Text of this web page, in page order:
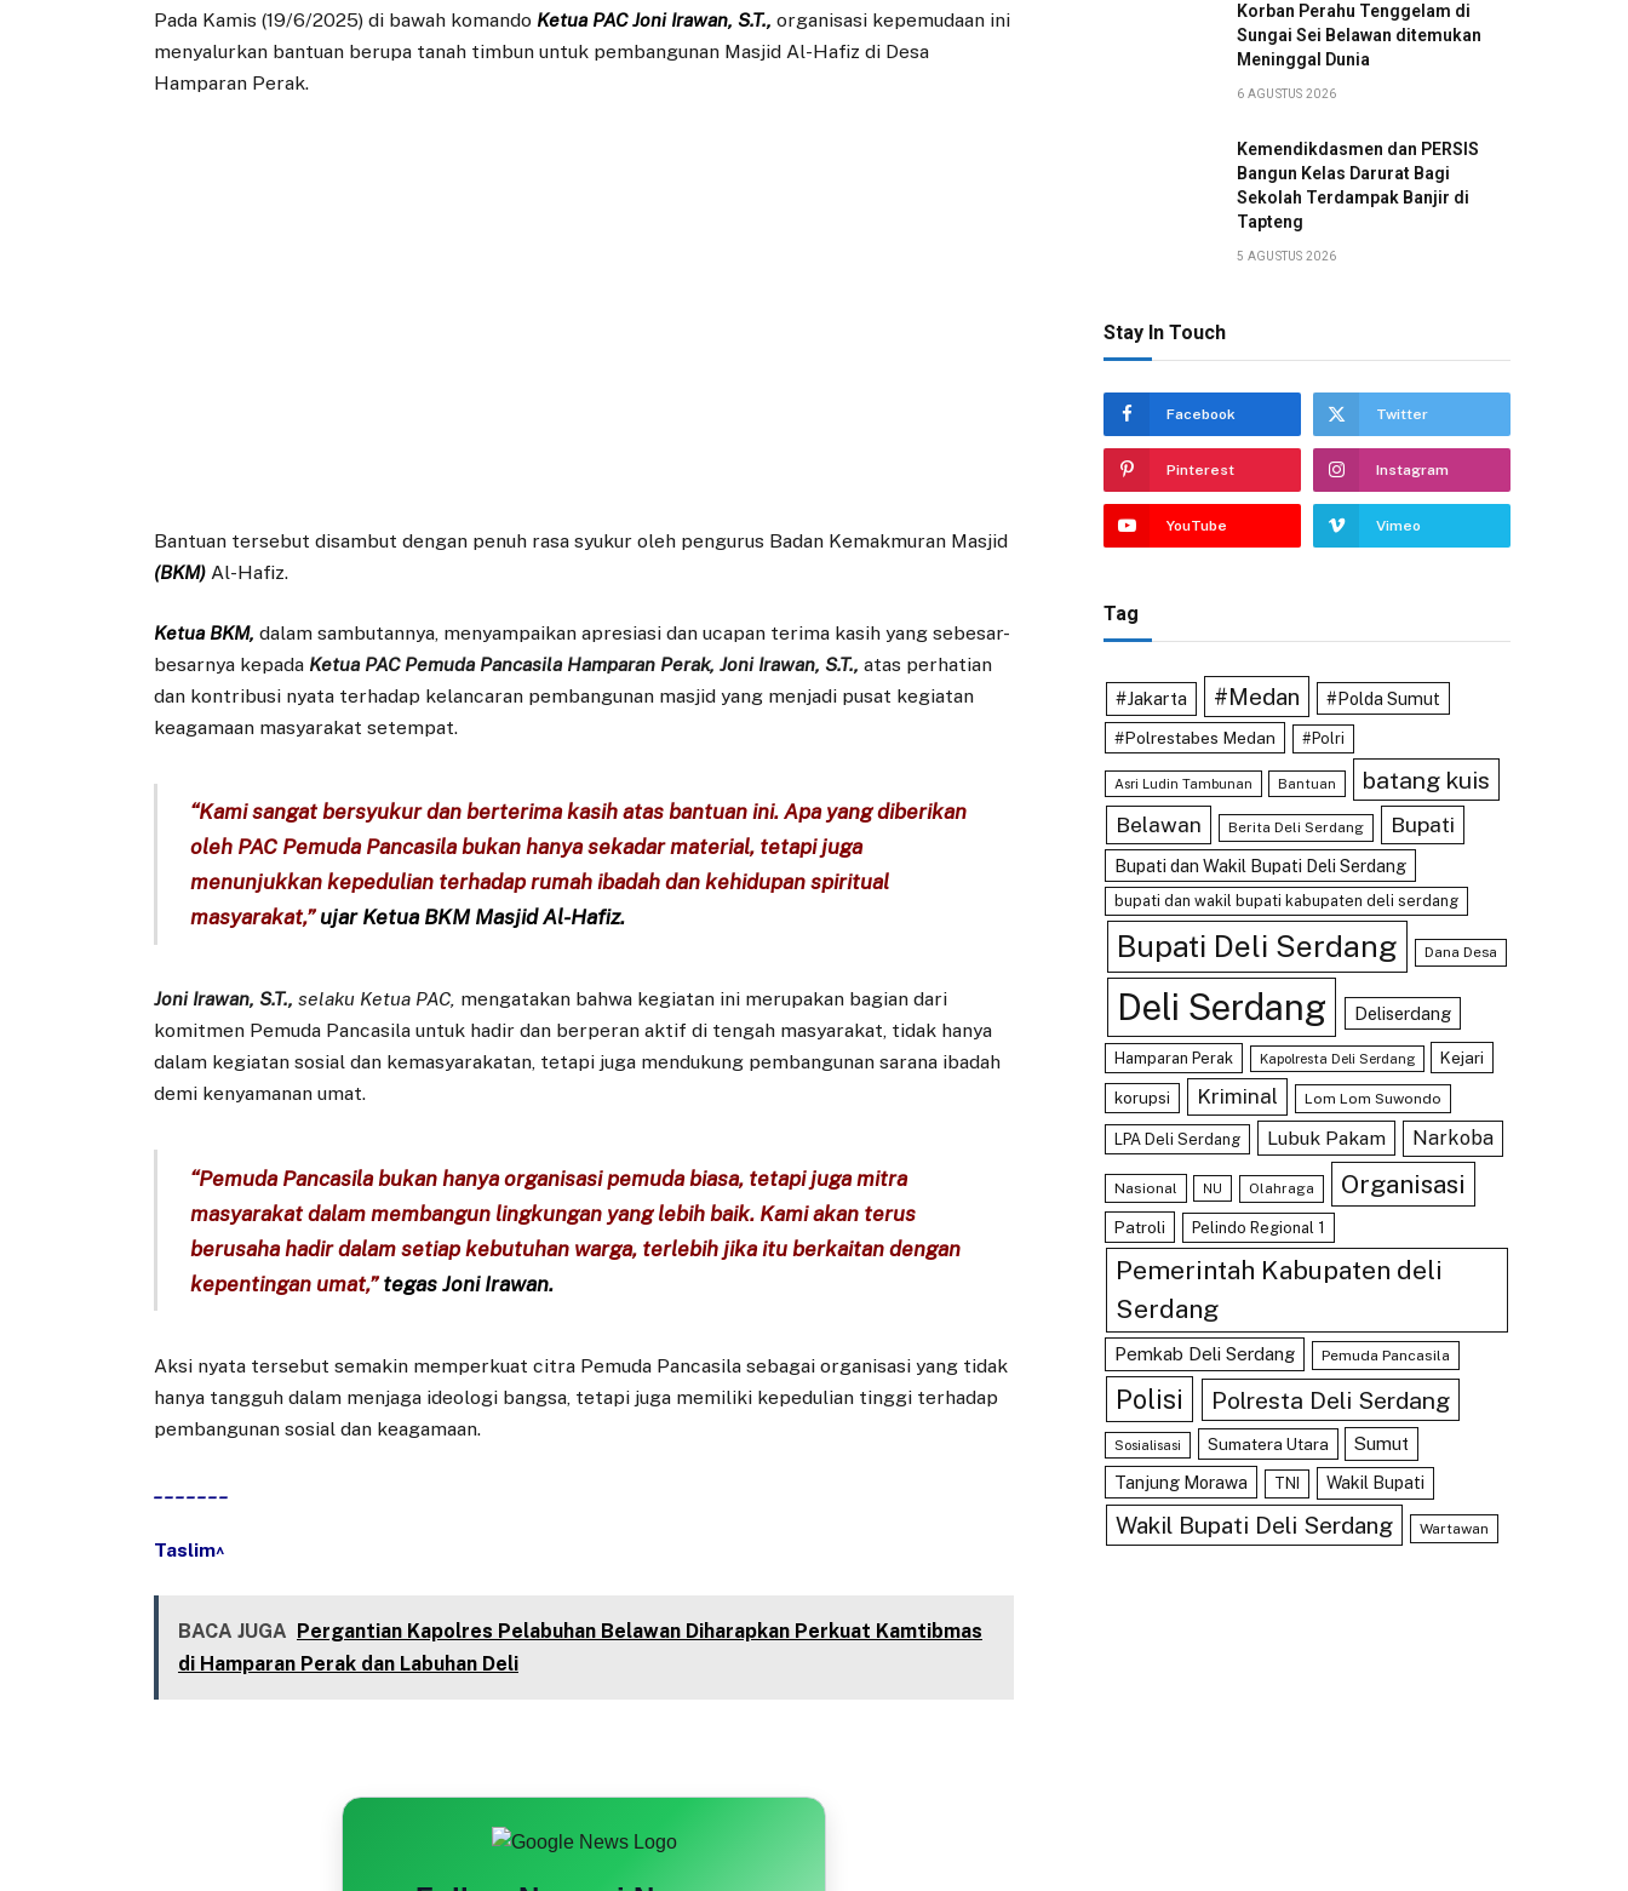
Pada Kamis (19/6/2025) di bawah komando Ketua PAC Joni Irawan, S.T., organisasi kepemudaan ini
menyalurkan bantuan berupa tanah timbun untuk pembangunan Masjid Al-Hafiz di Desa
Hamparan Perak.
Bantuan tersebut disambut dengan penuh rasa syukur oleh pengurus Badan Kemakmuran Masjid
(BKM) Al-Hafiz.
Ketua BKM, dalam sambutannya, menyampaikan apresiasi dan ucapan terima kasih yang sebesar-
besarnya kepada Ketua PAC Pemuda Pancasila Hamparan Perak, Joni Irawan, S.T., atas perhatian
dan kontribusi nyata terhadap kelancaran pembangunan masjid yang menjadi pusat kegiatan
keagamaan masyarakat setempat.
“Kami sangat bersyukur dan berterima kasih atas bantuan ini. Apa yang diberikan
oleh PAC Pemuda Pancasila bukan hanya sekadar material, tetapi juga
menunjukkan kepedulian terhadap rumah ibadah dan kehidupan spiritual
masyarakat,”ujar Ketua BKM Masjid Al-Hafiz.
Joni Irawan, S.T., selaku Ketua PAC, mengatakan bahwa kegiatan ini merupakan bagian dari
komitmen Pemuda Pancasila untuk hadir dan berperan aktif di tengah masyarakat, tidak hanya
dalam kegiatan sosial dan kemasyarakatan, tetapi juga mendukung pembangunan sarana ibadah
demi kenyamanan umat.
“Pemuda Pancasila bukan hanya organisasi pemuda biasa, tetapi juga mitra
masyarakat dalam membangun lingkungan yang lebih baik. Kami akan terus
berusaha hadir dalam setiap kebutuhan warga, terlebih jika itu berkaitan dengan
kepentingan umat,”tegas Joni Irawan.
Aksi nyata tersebut semakin memperkuat citra Pemuda Pancasila sebagai organisasi yang tidak
hanya tangguh dalam menjaga ideologi bangsa, tetapi juga memiliki kepedulian tinggi terhadap
pembangunan sosial dan keagamaan.
Taslim^
BACA JUGA Pergantian Kapolres Pelabuhan Belawan Diharapkan Perkuat Kamtibmas
di Hamparan Perak dan Labuhan Deli
Korban Perahu Tenggelam di
Sungai Sei Belawan ditemukan
Meninggal Dunia
6 AGUSTUS 2026
Kemendikdasmen dan PERSIS
Bangun Kelas Darurat Bagi
Sekolah Terdampak Banjir di
Tapteng
5 AGUSTUS 2026
Stay In Touch
Facebook Twitter
Pinterest Instagram
YouTube Vimeo
Tag
#Jakarta #Medan #Polda Sumut
#Polrestabes Medan #Polri
Asri Ludin Tambunan Bantuan batang kuis
Belawan Berita Deli Serdang Bupati
Bupati dan Wakil Bupati Deli Serdang
bupati dan wakil bupati kabupaten deli serdang
Bupati Deli Serdang Dana Desa
Deli Serdang Deliserdang
Hamparan Perak Kapolresta Deli Serdang Kejari
korupsi Kriminal Lom Lom Suwondo
LPA Deli Serdang Lubuk Pakam Narkoba
Nasional NU Olahraga Organisasi
Patroli Pelindo Regional 1
Pemerintah Kabupaten deli
Serdang
Pemkab Deli Serdang Pemuda Pancasila
Polisi Polresta Deli Serdang
Sosialisasi Sumatera Utara
Sumut
Tanjung Morawa
TNI Wakil Bupati
Wakil Bupati Deli Serdang Wartawan